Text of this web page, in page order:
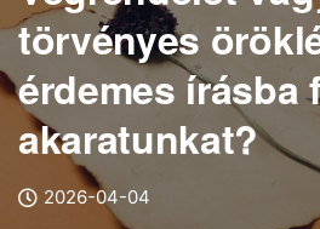
törvényes
érdemes írásba
akaratunkat?
2026-04-04